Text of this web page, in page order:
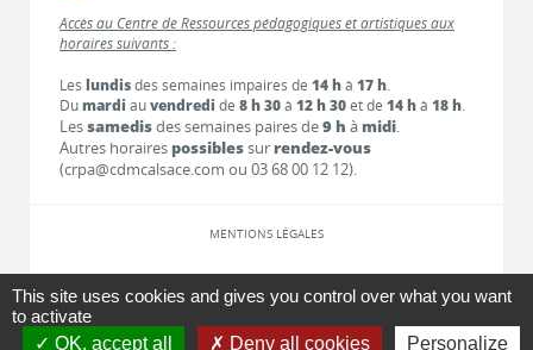
Accès au Centre de Ressources pédagogiques et artistiques aux
horaires suivants :
Les lundisdes semaines impaires de 14 hà 17 h.
Dumardi auvendredi de 8 h 30à 12 h 30et de 14 hà 18 h.
Lessamedisdes semaines paires de9 h à midi.
Autres horaires possiblessur rendez-vous
(crpa@cdmcalsace.com ou 03 68 00 12 12).
MENTIONS LÉGALES
LIENS
This site uses cookies and gives you control over what you want
to activate
OK, accept all
Deny all cookies Personalize